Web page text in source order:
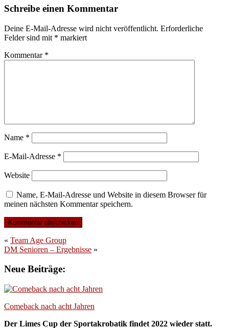
Schreibe einen Kommentar
Deine E-Mail-Adresse wird nicht veröffentlicht. Erforderliche
Felder sind mit * markiert
Kommentar *
Name *
E-Mail-Adresse *
Website
Name, E-Mail-Adresse und Website in diesem Browser für
meinen nächsten Kommentar speichern.
« Team Age Group
DM Senioren – Ergebnisse »
Neue Beiträge:
Comeback nach acht Jahren
Der Limes Cup der Sportakrobatik findet 2022 wieder statt.